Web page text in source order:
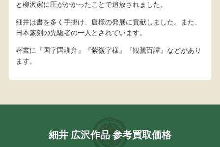
と柳沢家に圧がかかったことで追放されました。
細井は書を多く手掛け、唐様の発展に貢献しました。また、
日本篆刻の先駆者の一人とされています。
著書に『国字国訓弁』『紫微字様』『観鵞百譚』などがあり
ます。
細井 広沢作品 参考買取価格